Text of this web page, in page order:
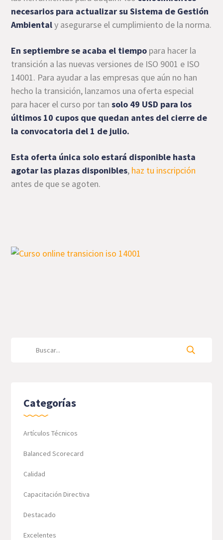
necesarios para actualizar su Sistema de Gestión
Ambientaly asegurarse el cumplimiento de la norma.
En septiembre se acaba el tiempo para hacer la
transición a las nuevas versiones de ISO 9001 e ISO
14001. Para ayudar a las empresas que aún no han
hecho la transición, lanzamos una oferta especial
para hacer el curso por tansolo 49 USD para los
últimos 10 cupos que quedan antes del cierre de
la convocatoria del 1 de julio.
Esta oferta única solo estará disponible hasta
agotar las plazas disponibles, haz tu inscripción
antes de que se agoten.
Categorías
Artículos Técnicos
Balanced Scorecard
Calidad
Capacitación Directiva
Destacado
Excelentes